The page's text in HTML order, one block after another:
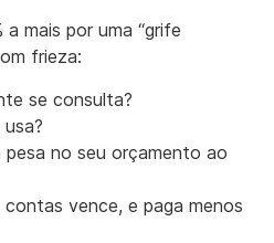
mais por uma “grife
frieza:
se consulta?
no seu orçamento ao
vence, e paga menos